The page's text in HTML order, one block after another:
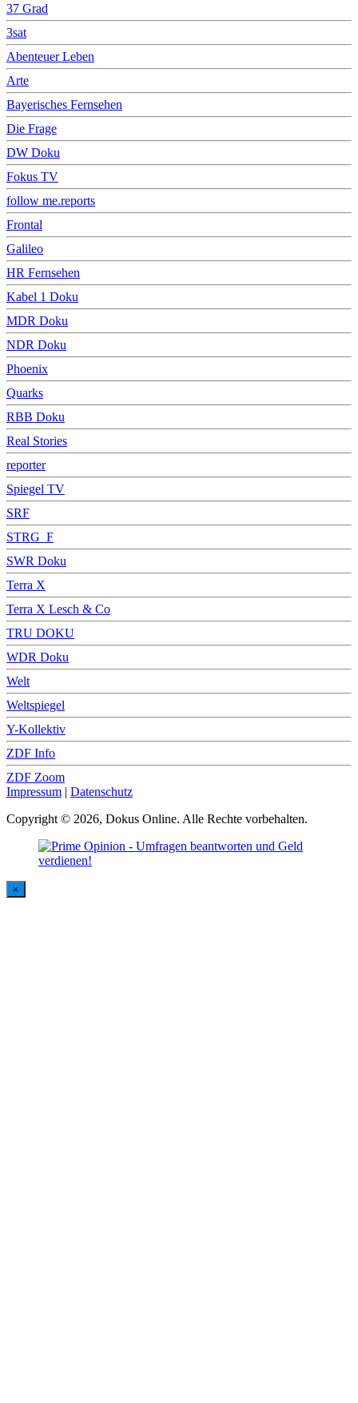
37 Grad
3sat
Abenteuer Leben
Arte
Bayerisches Fernsehen
Die Frage
DW Doku
Fokus TV
follow me.reports
Frontal
Galileo
HR Fernsehen
Kabel 1 Doku
MDR Doku
NDR Doku
Phoenix
Quarks
RBB Doku
Real Stories
reporter
Spiegel TV
SRF
STRG_F
SWR Doku
Terra X
Terra X Lesch & Co
TRU DOKU
WDR Doku
Welt
Weltspiegel
Y-Kollektiv
ZDF Info
ZDF Zoom
Impressum | Datenschutz
Copyright © 2026, Dokus Online. Alle Rechte vorbehalten.
×